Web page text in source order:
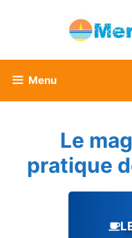
Menu
Le
pratique